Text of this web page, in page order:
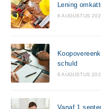
Lening
6 AUGUSTUS
schuld
6 AUGUSTUS
Vanaf 1